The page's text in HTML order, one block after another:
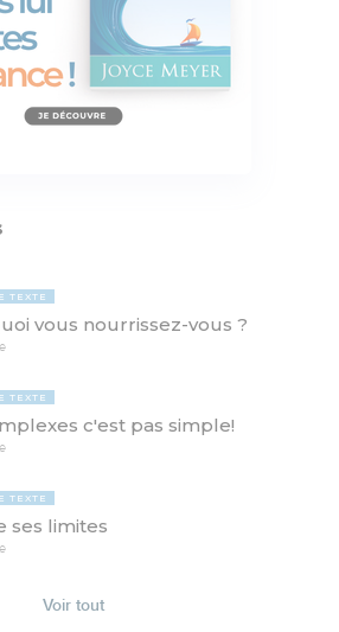
TEXTE
vous nourrissez-vous ?
TEXTE
c'est pas simple!
TEXTE
ses limites
Voir tout